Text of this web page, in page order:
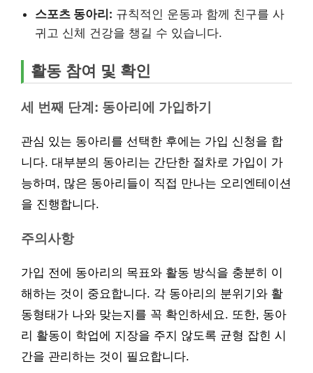
스포츠 동아리: 규칙적인 운동과 함께 친구를 사
귀고 신체 건강을 챙길 수 있습니다.
활동 참여 및 확인
세 번째 단계: 동아리에 가입하기
관심 있는 동아리를 선택한 후에는 가입 신청을 합
니다. 대부분의 동아리는 간단한 절차로 가입이 가
능하며, 많은 동아리들이 직접 만나는 오리엔테이션
을 진행합니다.
주의사항
가입 전에 동아리의 목표와 활동 방식을 충분히 이
해하는 것이 중요합니다. 각 동아리의 분위기와 활
동형태가 나와 맞는지를 꼭 확인하세요. 또한, 동아
리 활동이 학업에 지장을 주지 않도록 균형 잡힌 시
간을 관리하는 것이 필요합니다.